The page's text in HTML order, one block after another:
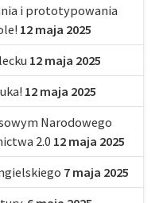
i prototypowania
12 maja 2025
12 maja 2025
12 maja 2025
Narodowego
2.0 12 maja 2025
7 maja 2025